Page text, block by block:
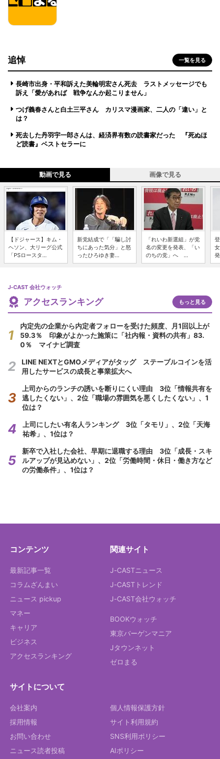
追悼 一覧を見る
長崎市出身・平和訴えた美輪明宏さん死去 ラストメッセージでも
訴え「愛があれば 戦争なんか起こりません」
つげ義春さんと白土三平さん カリスマ漫画家、二人の「違い」と
は？
死去した丹羽宇一郎さんは、経済界有数の読書家だった 『死ぬほ
ど読書』ベストセラーに
動画で見る 画像で見る
【ドジャース】キム・
ヘソン、大リーグ公式
「PSロースタ...
新党結成で「「騙し討
ちにあった気分」と怒
ったひろゆき妻...
「れいわ新選組」が党
名の変更を発表、「い
のちの党」へ ...
J-CAST 会社ウォッチ
アクセスランキング もっと見る
内定先の企業から内定者フォローを受けた頻度、月1回以上が
59.3％ 印象がよかった施策に「社内報・資料の共有」83.
0％ マイナビ調査
LINE NEXTとGMOメディアがタッグ ステーブルコインを活
用したサービスの成長と事業拡大へ
上司からのランチの誘いを断りにくい理由 3位「情報共有を
逃したくない」、2位「職場の雰囲気を悪くしたくない」、1
位は？
上司にしたい有名人ランキング 3位「タモリ」、2位「天海
祐希」、1位は？
新卒で入社した会社、早期に退職する理由 3位「成長・スキ
ルアップが見込めない」、2位「労働時間・休日・働き方など
の労働条件」、1位は？
コンテンツ
最新記事一覧
コラムざんまい
ニュース pickup
マネー
キャリア
ビジネス
アクセスランキング
関連サイト
J-CASTニュース
J-CASTトレンド
J-CAST会社ウォッチ
BOOKウォッチ
東京バーゲンマニア
Jタウンネット
ゼロまる
サイトについて
会社案内
採用情報
お問い合わせ
ニュース読者投稿
個人情報保護方針
サイト利用規約
SNS利用ポリシー
AIポリシー